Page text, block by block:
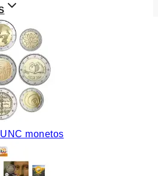
monetos